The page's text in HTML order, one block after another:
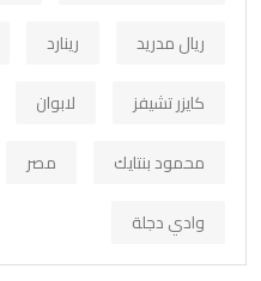
ريال مدريد
رينارد
كايزر تشيفز
لابوان
محمود بنتايك
مصر
وادي دجلة